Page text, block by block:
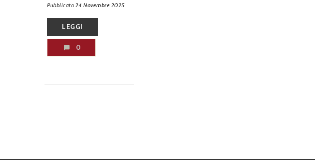
Pubblicato 24 Novembre 2025
LEGGI
0